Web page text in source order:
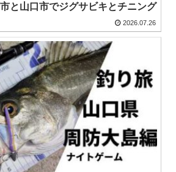
と山口市でジグサビキとチニング
2026.07.26